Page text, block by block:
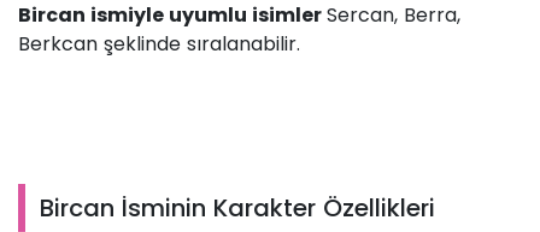
Bircan ismiyle uyumlu isimlerSercan, Berra,
Berkcan şeklinde sıralanabilir.
Bircan İsminin Karakter Özellikleri